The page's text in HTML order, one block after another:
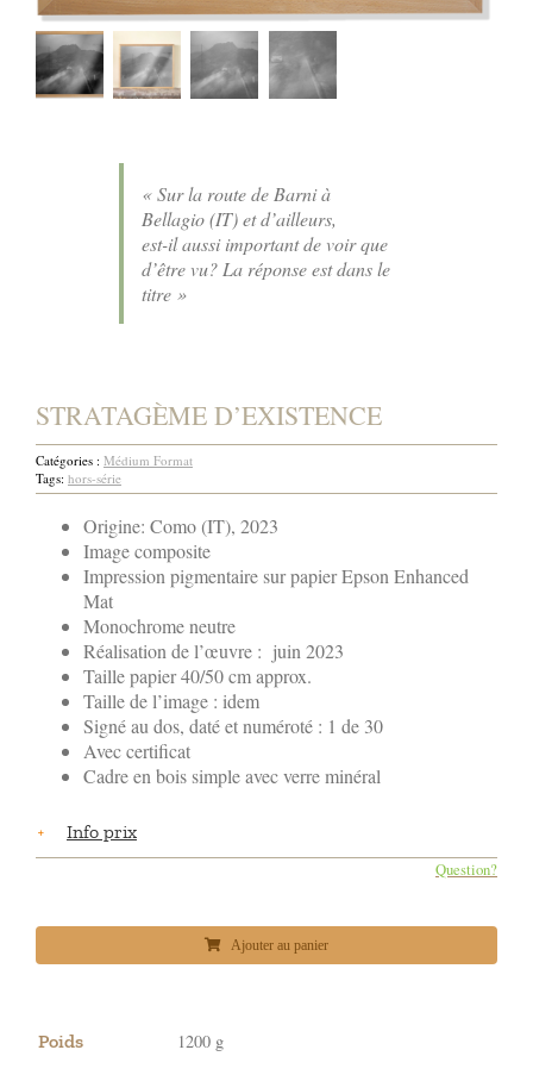
« Sur la route de Barni à
Bellagio (IT) et d’ailleurs,
est-il aussi important de voir que
d’être vu? La réponse est dans le
titre »
STRATAGÈME D’EXISTENCE
Catégories : Médium Format
Tags: hors-série
Origine: Como (IT), 2023
Image composite
Impression pigmentaire sur papier Epson Enhanced
Mat
Monochrome neutre
Réalisation de l’œuvre : juin 2023
Taille papier 40/50 cm approx.
Taille de l’image : idem
Signé au dos, daté et numéroté : 1 de 30
Avec certificat
Cadre en bois simple avec verre minéral
Info prix
Question?
Ajouter au panier
Poids
1200 g